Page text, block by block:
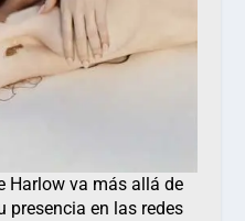
Harlow va más allá de
presencia en las redes